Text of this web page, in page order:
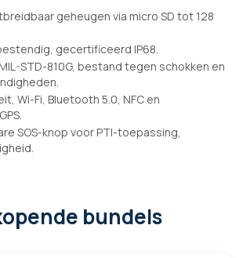
geheugen via micro SD tot 128
gecertificeerd IP68.
STD-810G, bestand tegen schokken en
Wi-Fi, Bluetooth 5.0, NFC en
SOS-knop voor PTI-toepassing,
bundels